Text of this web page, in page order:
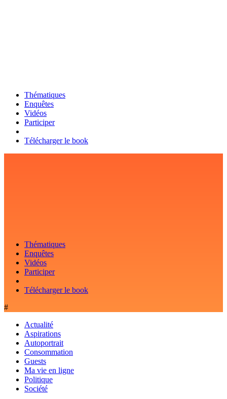
Thématiques
Enquêtes
Vidéos
Participer
Télécharger le book
Thématiques
Enquêtes
Vidéos
Participer
Télécharger le book
#
Actualité
Aspirations
Autoportrait
Consommation
Guests
Ma vie en ligne
Politique
Société